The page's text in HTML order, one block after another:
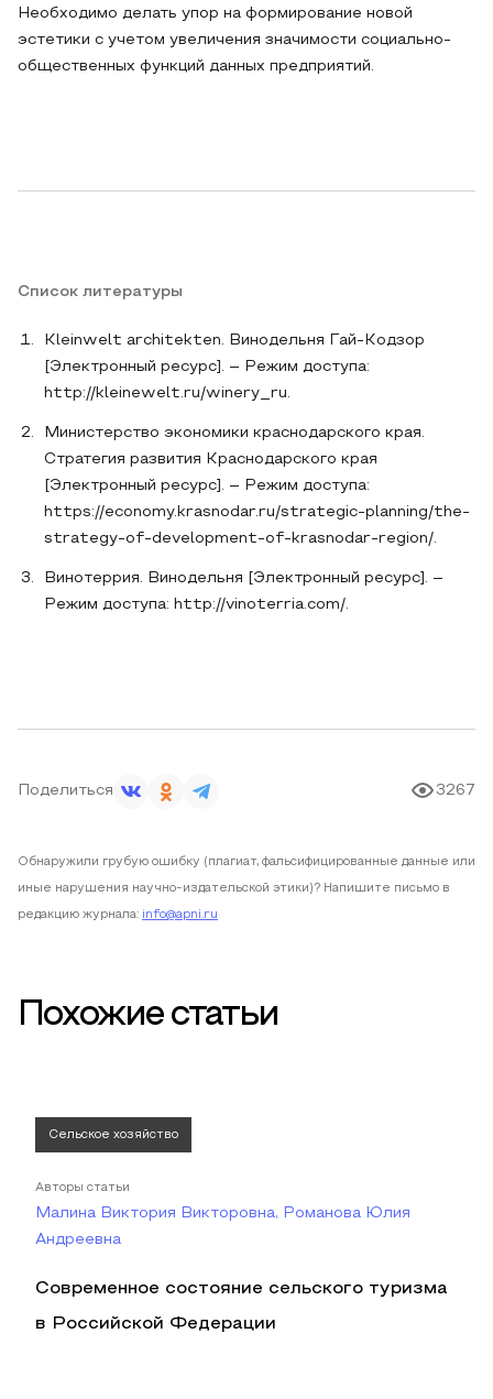
Необходимо делать упор на формирование новой
эстетики с учетом увеличения значимости социально-
общественных функций данных предприятий.
Список литературы
Kleinwelt architekten. Винодельня Гай-Кодзор
[Электронный ресурс]. – Режим доступа:
http://kleinewelt.ru/winery_ru.
Министерство экономики краснодарского края.
Стратегия развития Краснодарского края
[Электронный ресурс]. – Режим доступа:
https://economy.krasnodar.ru/strategic-planning/the-
strategy-of-development-of-krasnodar-region/.
Винотеррия. Винодельня [Электронный ресурс]. –
Режим доступа: http://vinoterria.com/.
Поделиться 3267
Обнаружили грубую ошибку (плагиат, фальсифицированные данные или
иные нарушения научно-издательской этики)? Напишите письмо в
редакцию журнала: info@apni.ru
Похожие статьи
Сельское хозяйство
Авторы статьи
Малина Виктория Викторовна, Романова Юлия
Андреевна
Современное состояние сельского туризма
в Российской Федерации